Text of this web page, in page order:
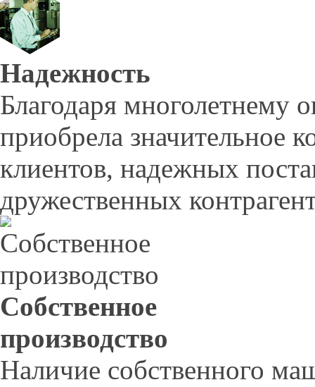
Надежность
Благодаря многолетнему
приобрела значительное
клиентов, надежных
дружественных
Собственное
производство
Наличие собственного